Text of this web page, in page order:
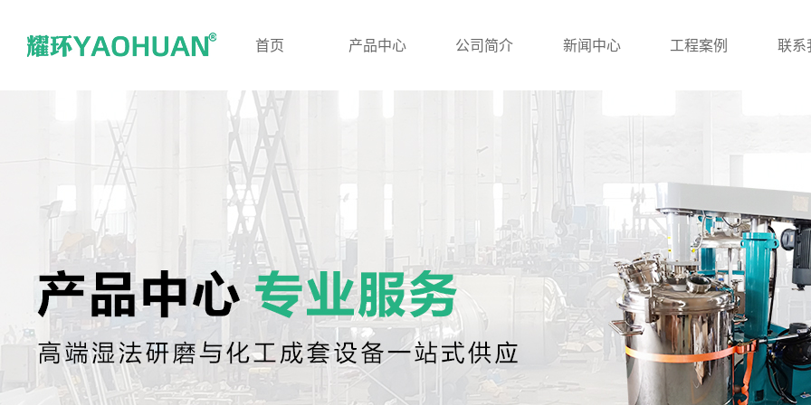
首页 产品中心 公司简介 新闻中心 工程案例 联系